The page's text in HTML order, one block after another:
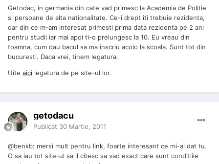
Getodac, in germania din cate vad primesc la Academia de Politie
si persoane de alta nationalitate. Ce-i drept iti trebuie rezidenta,
dar din ce m-am interesat primesti prima data rezidenta pe 2 ani
pentru studii iar mai apoi ti-o prelungesc la 10. Eu vreau din
toamna, cum dau bacul sa ma inscriu acolo la scoala. Sunt tot din
bucuresti. Daca vrei, tinem legatura.
Uite aici legatura de pe site-ul lor.
getodacu
Publicat 30 Martie, 2011
@benkb: mersi mult pentru link, foarte interesant ce mi-ai dat tu.
O sa iau tot site-ul sa il citesc sa vad exact care sunt conditiile